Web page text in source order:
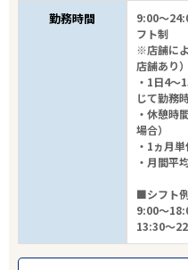
勤務時間
9:00～
フト制
※店舗に
店舗あり）
・1日4～
じて勤務
・休憩時
場合）
・1ヵ月
・月間平
■シフト
9:00～
13:30～